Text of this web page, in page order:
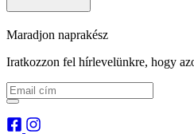
Maradjon naprakész
Iratkozzon fel hírlevelünkre, hogy